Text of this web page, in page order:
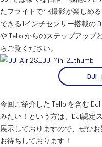
たフライトで4K撮影が楽しめ
できる1インチセンサー搭載の
や Tello からのステップアップ
らご覧ください。
DJI
今回ご紹介した Tello を含む
みたい！という方は、DJI認定
展示しておりますので、ぜひ
お待ちしております！